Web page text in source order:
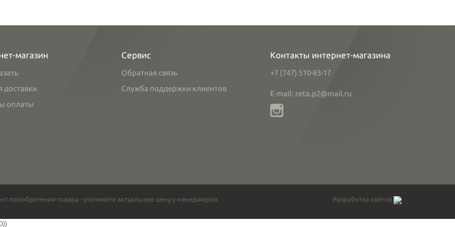
магазин
доставки
оплаты
Сервис
Обратная связь
Служба поддержки клиентов
Контакты интернет-магазина
+7 (747) 510-83-17
E-mail: zeta.p2@mail.ru
приобретения товара - уточняйте актуальную цену у менеджеров Разработка сайтов